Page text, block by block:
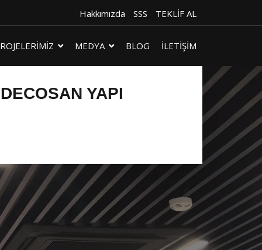
Hakkımızda SSS TEKLİF AL
MEDYA BLOG İLETİŞİM
YAPI